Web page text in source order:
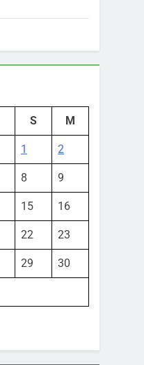
S M
1 2
8 9
15 16
22 23
29 30